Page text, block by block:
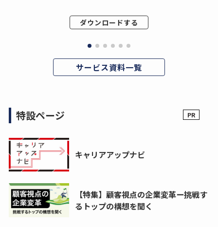
ダウンロードする
サービス資料一覧
特設ページ
キャリアアップナビ
【特集】顧客視点の企業変革ー挑戦す
るトップの構想を聞く